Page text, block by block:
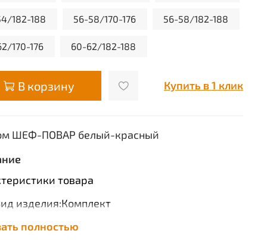
182-188 56-58/170-176 56-58/182-188
170-176 60-62/182-188
В корзину Купить в 1 клик
ШЕФ-ПОВАР белый-красный
товара
изделия:Комплект
брюки, фартук, колпак,
полностью